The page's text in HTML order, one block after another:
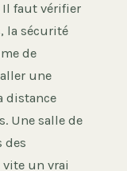
Il faut vérifier
la sécurité
de
une
distance
Une salle de
des
un vrai